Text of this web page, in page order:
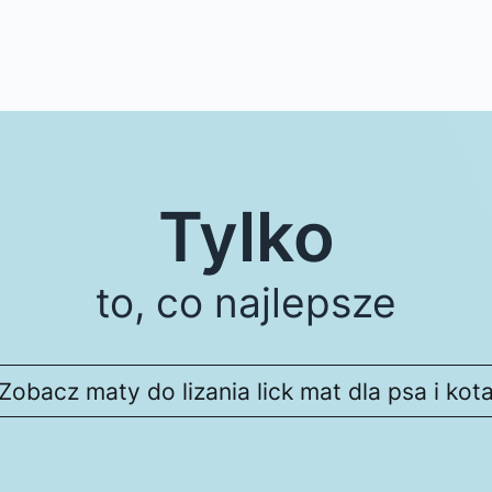
Tylko
to, co najlepsze
Zobacz maty do lizania lick mat dla psa i